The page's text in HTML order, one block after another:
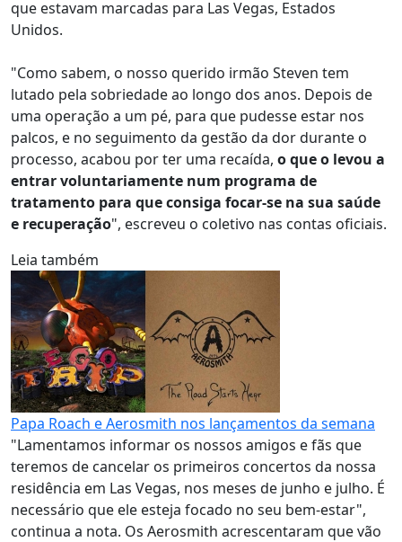
que estavam marcadas para Las Vegas, Estados
Unidos.
"Como sabem, o nosso querido irmão Steven tem
lutado pela sobriedade ao longo dos anos. Depois de
uma operação a um pé, para que pudesse estar nos
palcos, e no seguimento da gestão da dor durante o
processo, acabou por ter uma recaída, o que o levou a
entrar voluntariamente num programa de
tratamento para que consiga focar-se na sua saúde
e recuperação", escreveu o coletivo nas contas oficiais.
Leia também
Papa Roach e Aerosmith nos lançamentos da semana
"Lamentamos informar os nossos amigos e fãs que
teremos de cancelar os primeiros concertos da nossa
residência em Las Vegas, nos meses de junho e julho. É
necessário que ele esteja focado no seu bem-estar",
continua a nota. Os Aerosmith acrescentaram que vão